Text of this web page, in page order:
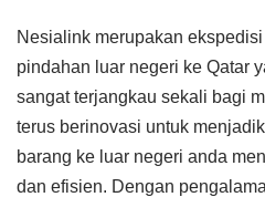
Nesialink merupakan
pindahan luar negeri ke Qatar
sangat terjangkau sekali bagi
terus berinovasi untuk
barang ke luar negeri anda
dan efisien. Dengan